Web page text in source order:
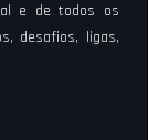
e de todos os
desafios, ligas,